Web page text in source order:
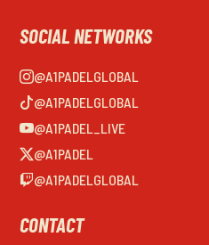
SOCIAL NETWORKS
@A1PADELGLOBAL
@A1PADELGLOBAL
@A1PADEL_LIVE
@A1PADEL
@A1PADELGLOBAL
CONTACT